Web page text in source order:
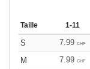
Taille 1-11
S 7.99 CHF
M
7.99 CHF